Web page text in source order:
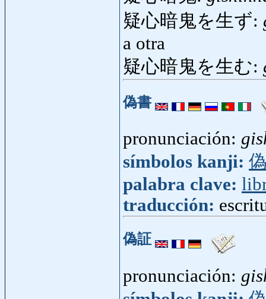
疑心暗鬼を生ず:
a otra
疑心暗鬼を生む:
偽書
pronunciación:
símbolos kanji:
palabra clave:
traducción:
偽証
pronunciación: